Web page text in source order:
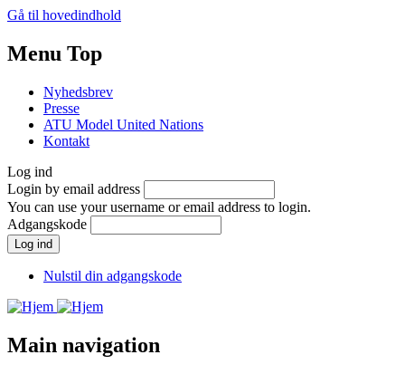
Gå til hovedindhold
Menu Top
Nyhedsbrev
Presse
ATU Model United Nations
Kontakt
Log ind
Login by email address
You can use your username or email address to login.
Adgangskode
Nulstil din adgangskode
Main navigation